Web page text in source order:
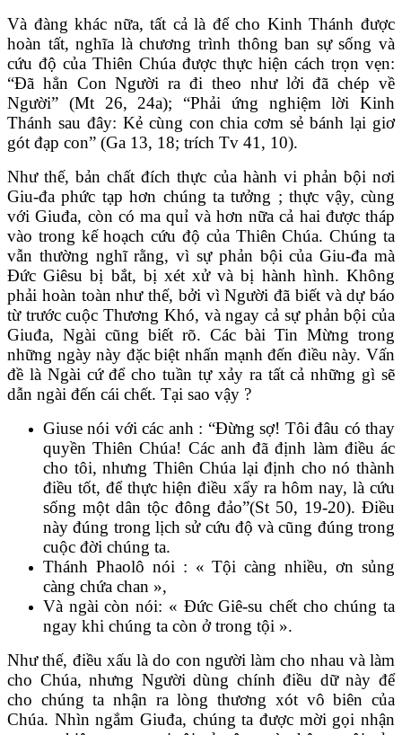
Và đàng khác nữa, tất cả là để cho Kinh Thánh được
hoàn tất, nghĩa là chương trình thông ban sự sống và
cứu độ của Thiên Chúa được thực hiện cách trọn vẹn:
“Đã hẳn Con Người ra đi theo như lởi đã chép về
Người” (Mt 26, 24a); “Phải ứng nghiệm lời Kinh
Thánh sau đây: Kẻ cùng con chia cơm sẻ bánh lại giơ
gót đạp con” (Ga 13, 18; trích Tv 41, 10).
Như thế, bản chất đích thực của hành vi phản bội nơi
Giu-đa phức tạp hơn chúng ta tưởng ; thực vậy, cùng
với Giuđa, còn có ma quỉ và hơn nữa cả hai được tháp
vào trong kế hoạch cứu độ của Thiên Chúa. Chúng ta
vẫn thường nghĩ rằng, vì sự phản bội của Giu-đa mà
Đức Giêsu bị bắt, bị xét xử và bị hành hình. Không
phải hoàn toàn như thế, bởi vì Người đã biết và dự báo
từ trước cuộc Thương Khó, và ngay cả sự phản bội của
Giuđa, Ngài cũng biết rõ. Các bài Tin Mừng trong
những ngày này đặc biệt nhấn mạnh đến điều này. Vấn
đề là Ngài cứ để cho tuần tự xảy ra tất cả những gì sẽ
dẫn ngài đến cái chết. Tại sao vậy ?
Giuse nói với các anh : “Đừng sợ! Tôi đâu có thay
quyền Thiên Chúa! Các anh đã định làm điều ác
cho tôi, nhưng Thiên Chúa lại định cho nó thành
điều tốt, để thực hiện điều xẩy ra hôm nay, là cứu
sống một dân tộc đông đảo”(St 50, 19-20). Điều
này đúng trong lịch sử cứu độ và cũng đúng trong
cuộc đời chúng ta.
Thánh Phaolô nói : « Tội càng nhiều, ơn sủng
càng chứa chan »,
Và ngài còn nói: « Đức Giê-su chết cho chúng ta
ngay khi chúng ta còn ở trong tội ».
Như thế, điều xấu là do con người làm cho nhau và làm
cho Chúa, nhưng Người dùng chính điều dữ này để
cho chúng ta nhận ra lòng thương xót vô biên của
Chúa. Nhìn ngắm Giuđa, chúng ta được mời gọi nhận